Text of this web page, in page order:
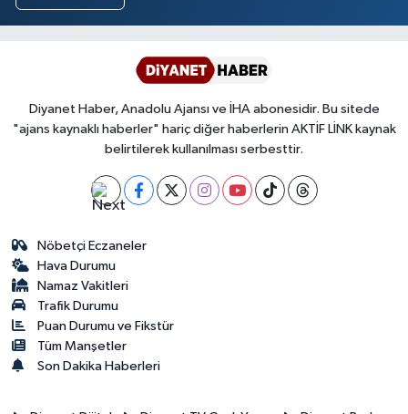
Diyanet Haber, Anadolu Ajansı ve İHA abonesidir. Bu sitede
"ajans kaynaklı haberler" hariç diğer haberlerin AKTİF LİNK kaynak
belirtilerek kullanılması serbesttir.
Nöbetçi Eczaneler
Hava Durumu
Namaz Vakitleri
Trafik Durumu
Puan Durumu ve Fikstür
Tüm Manşetler
Son Dakika Haberleri